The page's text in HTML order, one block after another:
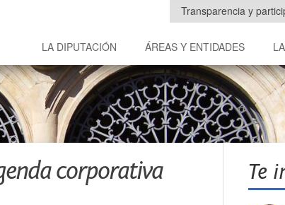
Transparencia y
LA DIPUTACIÓN ÁREAS Y ENTIDADES
corporativa Te